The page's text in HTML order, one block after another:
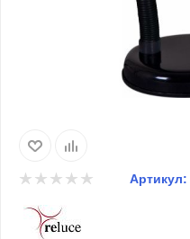
Артикул: